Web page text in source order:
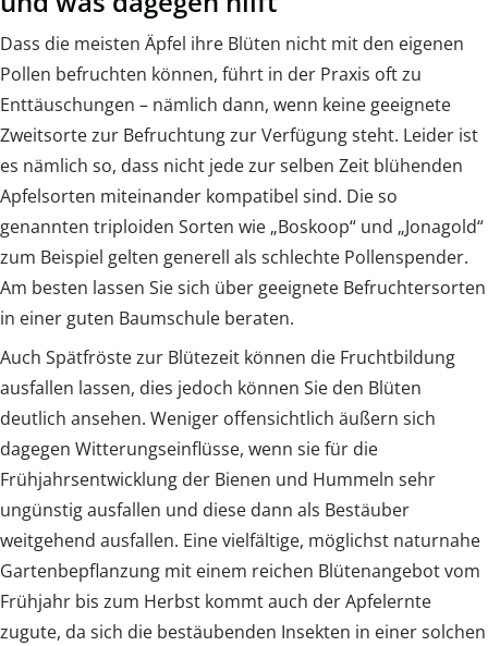
Dass die meisten Äpfel ihre Blüten nicht mit den eigenen
Pollen befruchten können, führt in der Praxis oft zu
Enttäuschungen – nämlich dann, wenn keine geeignete
Zweitsorte zur Befruchtung zur Verfügung steht. Leider ist
es nämlich so, dass nicht jede zur selben Zeit blühenden
Apfelsorten miteinander kompatibel sind. Die so
genannten triploiden Sorten wie „Boskoop“ und „Jonagold“
zum Beispiel gelten generell als schlechte Pollenspender.
Am besten lassen Sie sich über geeignete Befruchtersorten
in einer guten Baumschule beraten.
Auch Spätfröste zur Blütezeit können die Fruchtbildung
ausfallen lassen, dies jedoch können Sie den Blüten
deutlich ansehen. Weniger offensichtlich äußern sich
dagegen Witterungseinflüsse, wenn sie für die
Frühjahrsentwicklung der Bienen und Hummeln sehr
ungünstig ausfallen und diese dann als Bestäuber
weitgehend ausfallen. Eine vielfältige, möglichst naturnahe
Gartenbepflanzung mit einem reichen Blütenangebot vom
Frühjahr bis zum Herbst kommt auch der Apfelernte
zugute, da sich die bestäubenden Insekten in einer solchen